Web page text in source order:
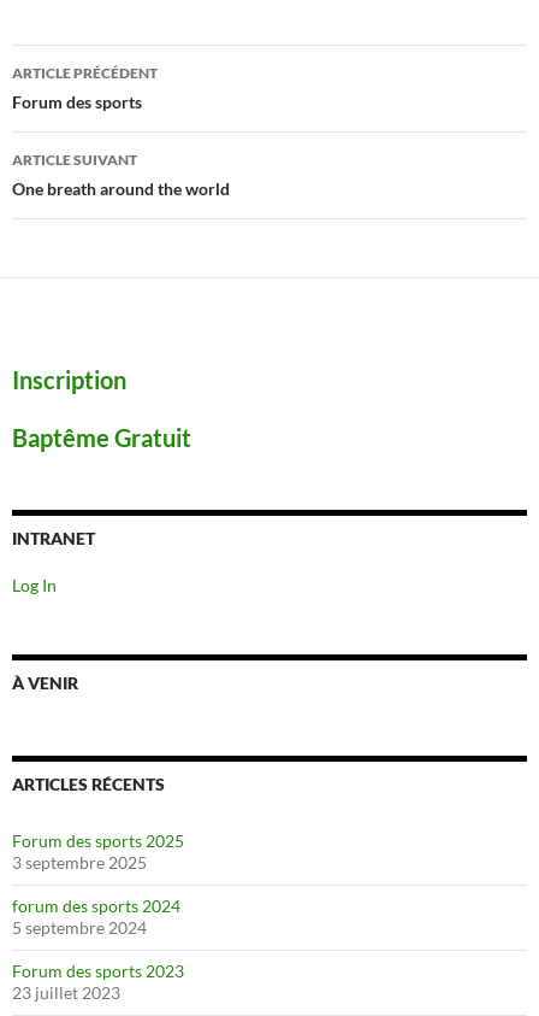
Navigation
des
articles
ARTICLE PRÉCÉDENT
Forum des sports
ARTICLE SUIVANT
One breath around the world
Inscription
Baptême Gratuit
INTRANET
Log In
À VENIR
ARTICLES RÉCENTS
Forum des sports 2025
3 septembre 2025
forum des sports 2024
5 septembre 2024
Forum des sports 2023
23 juillet 2023